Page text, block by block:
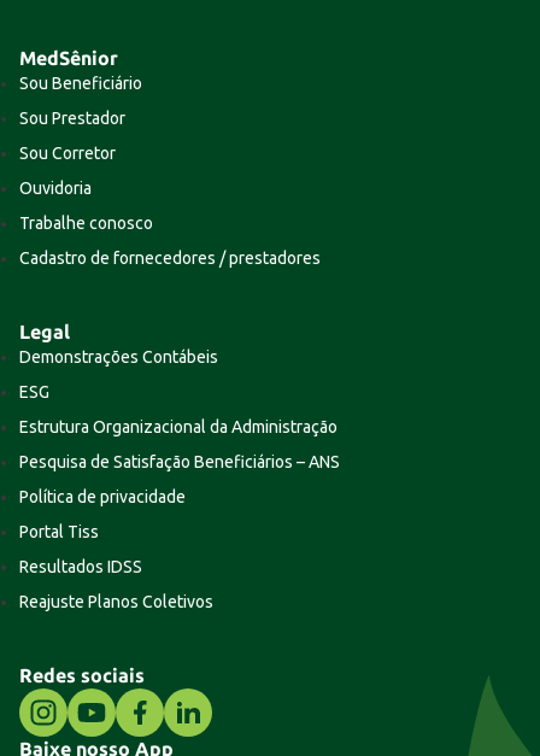
MedSênior
Sou Beneficiário
Sou Prestador
Sou Corretor
Ouvidoria
Trabalhe conosco
Cadastro de fornecedores / prestadores
Legal
Demonstrações Contábeis
ESG
Estrutura Organizacional da Administração
Pesquisa de Satisfação Beneficiários – ANS
Política de privacidade
Portal Tiss
Resultados IDSS
Reajuste Planos Coletivos
Redes sociais
Baixe nosso App